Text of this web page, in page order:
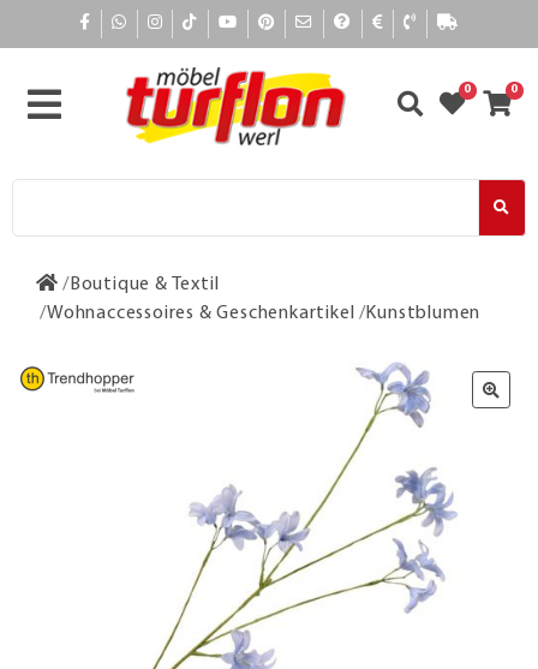
0 0
Boutique & Textil
Wohnaccessoires & Geschenkartikel
Kunstblumen